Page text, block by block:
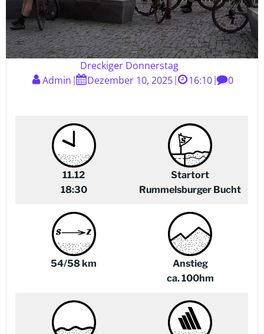
Dreckiger Donnerstag
Admin
Dezember 10, 2025 16:10 0
11.12
18:30
Startort
Rummelsburger Bucht
54/58km
Anstieg
ca. 100hm